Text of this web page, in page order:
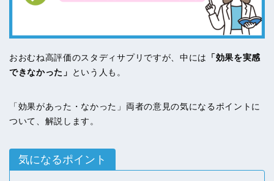
おおむね高評価のスタディサプリですが、中には
「効果を実感
できなかった」
という人も。
「効果があった・なかった」両者の意見の気になるポイントに
ついて、解説します。
気になるポイント